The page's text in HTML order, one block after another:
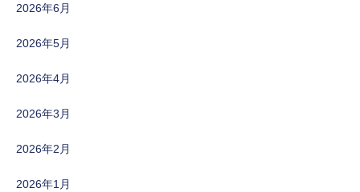
2026年6月
2026年5月
2026年4月
2026年3月
2026年2月
2026年1月